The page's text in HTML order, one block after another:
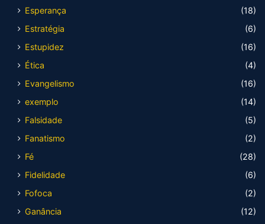
Esperança
(18)
Estratégia
(6)
Estupidez
(16)
Ética
(4)
Evangelismo
(16)
exemplo
(14)
Falsidade
(5)
Fanatismo
(2)
Fé
(28)
Fidelidade
(6)
Fofoca
(2)
Ganância
(12)